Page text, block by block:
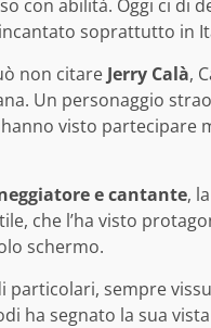
con abilità. Oggi ci di
soprattutto in
non citare Jerry Calà,
Un personaggio
visto
e cantante,
che l’ha visto
schermo.
particolari, sempre
ha segnato la sua